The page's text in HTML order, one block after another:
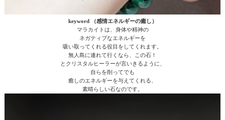
keyword （感情エネルギーの癒し）
マラカイトは、身体や精神の
ネガティブなエネルギーを
吸い取ってくれる役目をしてくれます。
無人島に連れて行くなら、この石！
とクリスタルヒーラーが言いきるように、
自らを削ってでも
癒しのエネルギーを与えてくれる、
素晴らしい石なのです。